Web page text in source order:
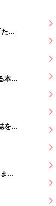
ま
本
才
を買
ご
〉